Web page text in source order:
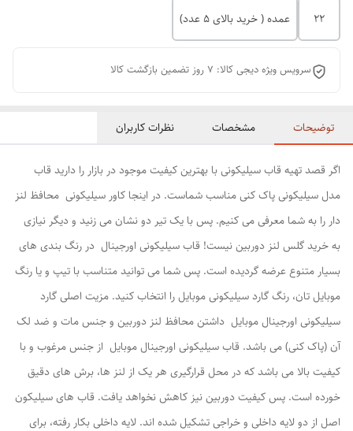
22 عمده ( خرید بالای 5 عدد)
سرویس ویژه دیجی کالا: 7 روز تضمین بازگشت کالا
توضیحات مشخصات نظرات کاربران
اگر قصد تهیه قاب سیلیکونی با بهترین کیفیت موجود در بازار را دارید قاب
مدل سیلیکونی پاک کنی مناسب شماست. در اینجا کاور سیلیکونی محافظ لنز
دار را به شما معرفی می کنیم. پس با یک تیر دو نشان می زنید و دیگر نیازی
به خرید گلس لنز دوربین نیست! قاب سیلیکونی اورجینال در رنگ بندی های
بسیار متنوع عرضه گردیده است. پس شما می توانید متناسب با تیپ و یا رنگ
موبایل تان، رنگ گارد سیلیکونی موبایل را انتخاب کنید. مزیت اصلی گارد
سیلیکونی اورجینال موبایل داشتن محافظ لنز دوربین و جنس مات و ضد لک
آن (پاک کنی) می باشد. قاب سیلیکونی اورجینال موبایل از جنس مرغوب و با
کیفیت بالا می باشد که در محل قرارگیری هر یک از لنز ها، برش های دقیق
خورده است. پس کیفیت دوربین نیز کاهش نخواهد یافت. قاب های سیلیکون
اصل از دو لایه داخلی و خراجی تشکیل شده اند. لایه داخلی بکار رفته، برای